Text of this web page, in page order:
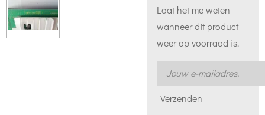
Laat het me weten
wanneer dit product
weer op voorraad is.
Verzenden